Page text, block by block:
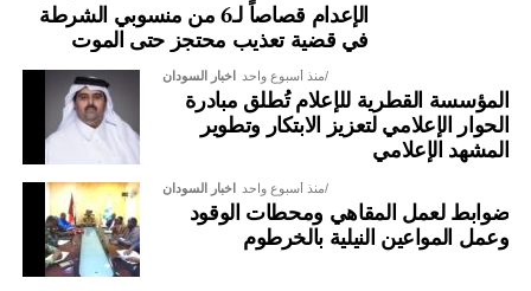
الإعدام قصاصاً لـ6 من منسوبي الشرطة
في قضية تعذيب محتجز حتى الموت
اخبار السودان منذ أسبوع واحد
المؤسسة القطرية للإعلام تُطلق مبادرة
الحوار الإعلامي لتعزيز الابتكار وتطوير
المشهد الإعلامي
اخبار السودان منذ أسبوع واحد
ضوابط لعمل المقاهي ومحطات الوقود
وعمل المواعين النيلية بالخرطوم